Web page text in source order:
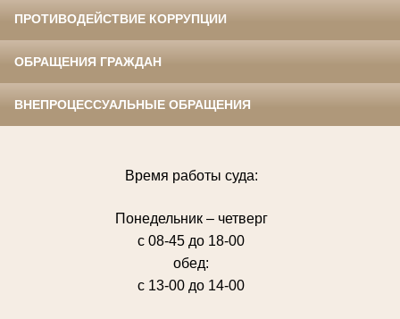
ПРОТИВОДЕЙСТВИЕ КОРРУПЦИИ
ОБРАЩЕНИЯ ГРАЖДАН
ВНЕПРОЦЕССУАЛЬНЫЕ ОБРАЩЕНИЯ
Время работы суда:
Понедельник – четверг
с 08-45 до 18-00
обед:
с 13-00 до 14-00